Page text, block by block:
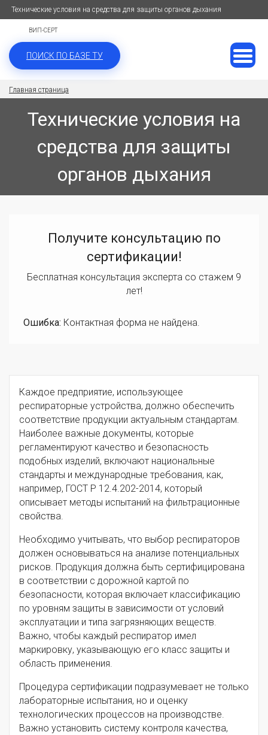
Технические условия на средства для защиты органов дыхания
ВИП-СЕРТ
ПОИСК ПО БАЗЕ ТУ
Главная страница
Технические условия на
средства для защиты
органов дыхания
Получите консультацию по
сертификации!
Бесплатная консультация эксперта со стажем 9
лет!
Ошибка: Контактная форма не найдена.
Каждое предприятие, использующее
респираторные устройства, должно обеспечить
соответствие продукции актуальным стандартам.
Наиболее важные документы, которые
регламентируют качество и безопасность
подобных изделий, включают национальные
стандарты и международные требования, как,
например, ГОСТ Р 12.4.202-2014, который
описывает методы испытаний на фильтрационные
свойства.
Необходимо учитывать, что выбор респираторов
должен основываться на анализе потенциальных
рисков. Продукция должна быть сертифицирована
в соответствии с дорожной картой по
безопасности, которая включает классификацию
по уровням защиты в зависимости от условий
эксплуатации и типа загрязняющих веществ.
Важно, чтобы каждый респиратор имел
маркировку, указывающую его класс защиты и
область применения.
Процедура сертификации подразумевает не только
лабораторные испытания, но и оценку
технологических процессов на производстве.
Важно установить систему контроля качества,